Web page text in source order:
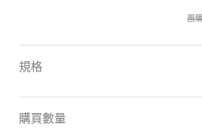
規格
購買數量